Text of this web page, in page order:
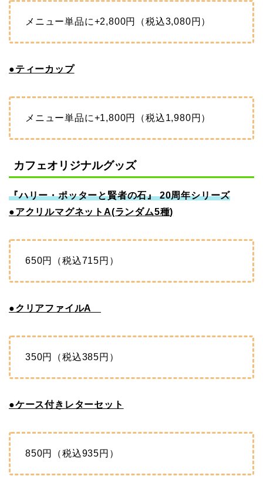
メニュー単品に+2,800円（税込3,080円）
●ティーカップ
メニュー単品に+1,800円（税込1,980円）
カフェオリジナルグッズ
『ハリー・ポッターと賢者の石』 20周年シリーズ
●アクリルマグネットA(ランダム5種)
650円（税込715円）
●クリアファイルA
350円（税込385円）
●ケース付きレターセット
850円（税込935円）